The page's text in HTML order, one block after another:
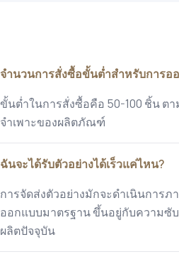
จำนวนการสั่งซื้อขั้นต่ำสำหรับการอ
ขั้นต่ำในการสั่งซื้อคือ 50-100 ชิ้น ต
จำเพาะของผลิตภัณฑ์
ฉันจะได้รับตัวอย่างได้เร็วแค่ไหน?
การจัดส่งตัวอย่างมักจะดำเนินการภ
ออกแบบมาตรฐาน ขึ้นอยู่กับความซั
ผลิตปัจจุบัน